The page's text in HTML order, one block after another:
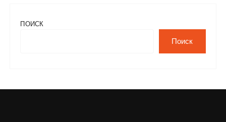
ПОИСК
Поиск